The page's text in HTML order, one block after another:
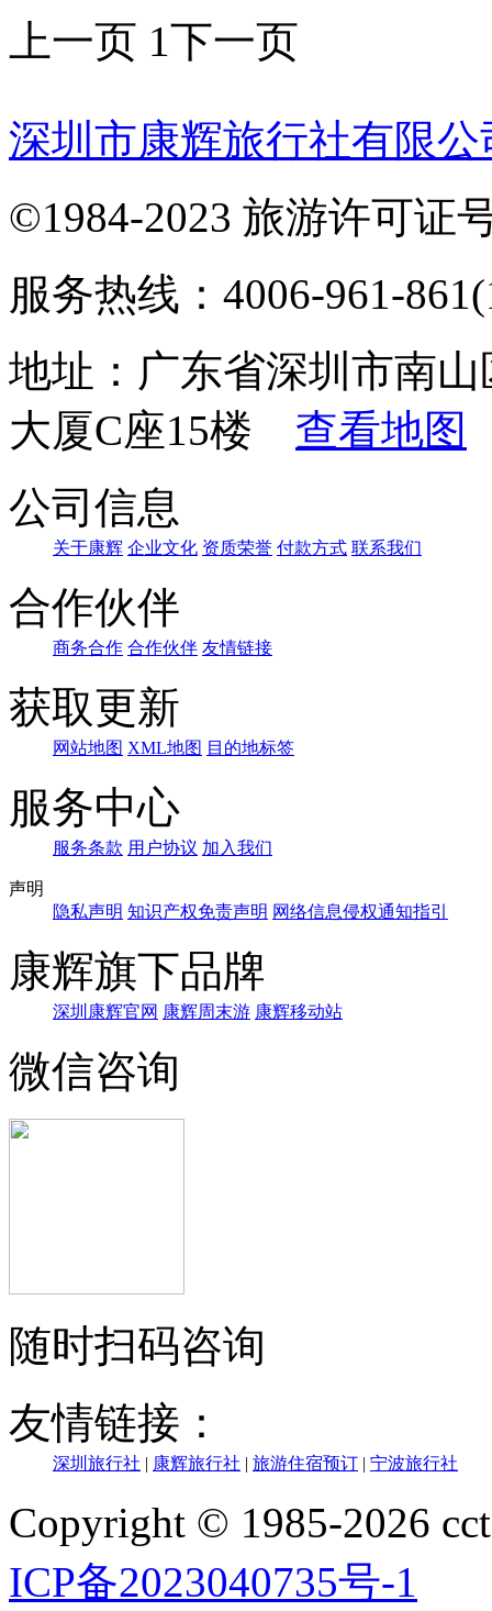
上一页 1下一页
深圳市康辉旅行社有限
©1984-2023 旅游许可证
服务热线：4006-961-
地址：广东省深圳市南
大厦C座15楼 查看地图
公司信息
关于康辉 企业文化 资质荣誉 付款方式 联系我们
合作伙伴
商务合作 合作伙伴 友情链接
获取更新
网站地图 XML地图 目的地标签
服务中心
服务条款 用户协议 加入我们
声明
隐私声明 知识产权免责声明 网络信息侵权通知指引
康辉旗下品牌
深圳康辉官网 康辉周末游 康辉移动站
微信咨询
随时扫码咨询
友情链接：
深圳旅行社 | 康辉旅行社 | 旅游住宿预订 | 宁波旅行社
Copyright © 1985-2026
ICP备2023040735号-1